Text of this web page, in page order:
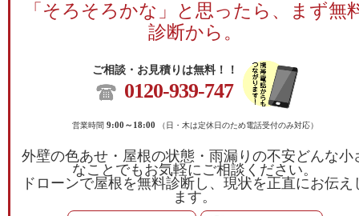
「そろそろかな」と思ったら、まず無
診断から。
ご相談・お見積りは無料！！
0120-939-747
営業時間 9:00～18:00 （日・木は定休日のため電話受付のみ対応）
外壁の色あせ・屋根の状態・雨漏りの不安どんな小
なことでもお気軽にご相談ください。
ドローンで屋根を無料診断し、現状を正直にお伝え
ます。